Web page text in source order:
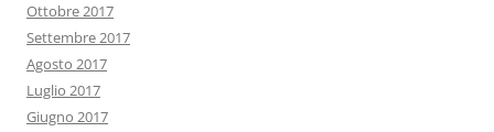
Ottobre 2017
Settembre 2017
Agosto 2017
Luglio 2017
Giugno 2017